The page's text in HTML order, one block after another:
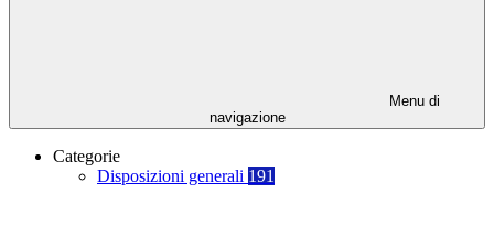
Menu di
navigazione
Categorie
Disposizioni generali 191